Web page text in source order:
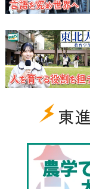
東